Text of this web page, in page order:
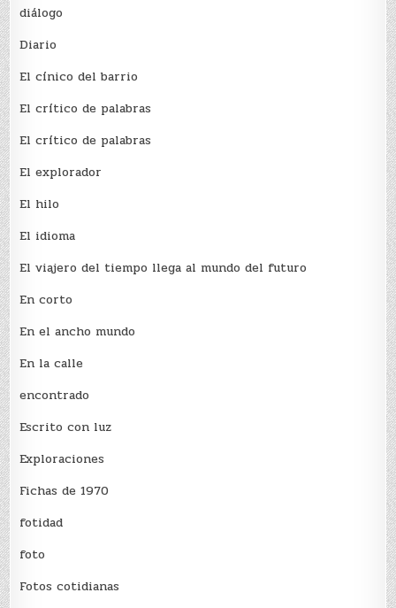
diálogo
Diario
El cínico del barrio
El crí­tico de palabras
El crí­tico de palabras
El explorador
El hilo
El idioma
El viajero del tiempo llega al mundo del futuro
En corto
En el ancho mundo
En la calle
encontrado
Escrito con luz
Exploraciones
Fichas de 1970
fotidad
foto
Fotos cotidianas